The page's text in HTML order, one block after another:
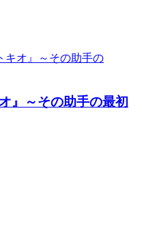
』～その助手の最初